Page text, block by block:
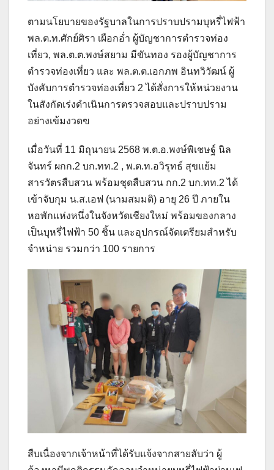
ตามนโยบายของรัฐบาลในการปราบปรามบุหรี่ไฟฟ้า
พล.ต.ท.ศักย์ศิรา เผือกอ่ำ ผู้บัญชาการตำรวจท่อง
เที่ยว, พล.ต.ต.พงษ์สยาม มีขันทอง รองผู้บัญชาการ
ตำรวจท่องเที่ยว และ พล.ต.ต.เอกภพ อินทวิวัฒน์ ผู้
บังคับการตำรวจท่องเที่ยว 2 ได้สั่งการให้หน่วยงาน
ในสังกัดเร่งดำเนินการตรวจสอบและปราบปราม
อย่างเข้มงวดฃ
เมื่อวันที่ 11 มิถุนายน 2568 พ.ต.อ.พงษ์พิเชษฐ์ นิล
จันทร์ ผกก.2 บก.ทท.2 , พ.ต.ท.อวิรุทธ์ สุขแย้ม
สารวัตรสืบสวน พร้อมชุดสืบสวน กก.2 บก.ทท.2 ได้
เข้าจับกุม น.ส.เอฟ (นามสมมติ) อายุ 26 ปี ภายใน
หอพักแห่งหนึ่งในจังหวัดเชียงใหม่ พร้อมของกลาง
เป็นบุหรี่ไฟฟ้า 50 ชิ้น และอุปกรณ์จัดเตรียมสำหรับ
จำหน่าย รวมกว่า 100 รายการ
สืบเนื่องจากเจ้าหน้าที่ได้รับแจ้งจากสายลับว่า ผู้